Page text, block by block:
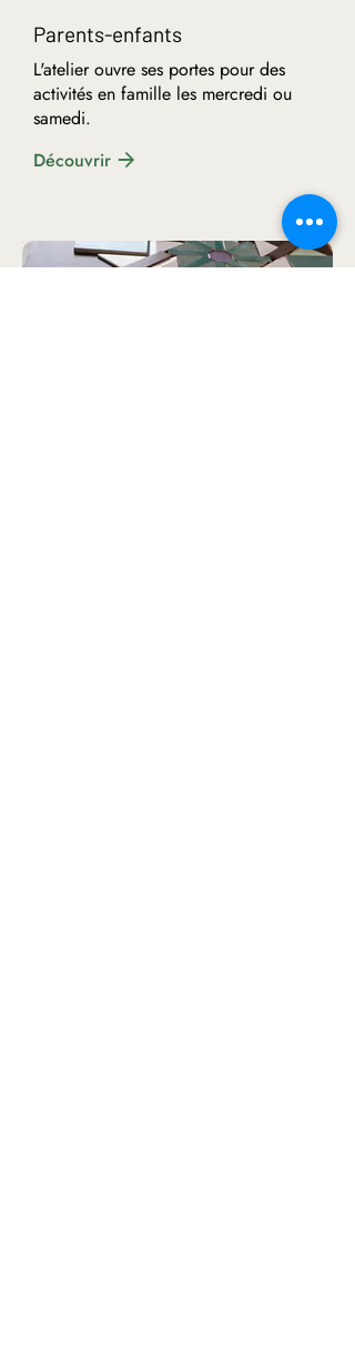
Parents-enfants
L'atelier ouvre ses portes pour des
activités en famille les mercredi ou
samedi.
Découvrir